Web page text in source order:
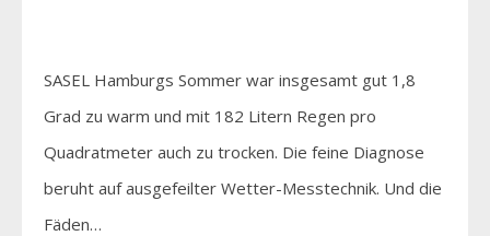
SASEL Hamburgs Sommer war insgesamt gut 1,8
Grad zu warm und mit 182 Litern Regen pro
Quadratmeter auch zu trocken. Die feine Diagnose
beruht auf ausgefeilter Wetter-Messtechnik. Und die
Fäden…